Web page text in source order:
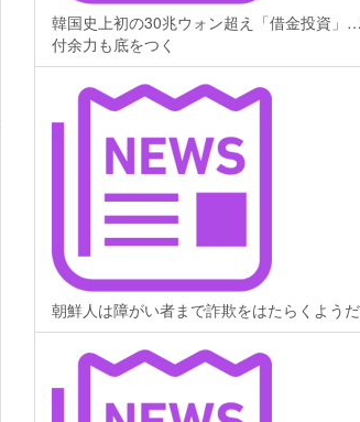
韓国史上初の30兆ウォン超え「借金投資」
付余力も底をつく
朝鮮人は障がい者まで詐欺をはたらくようだ